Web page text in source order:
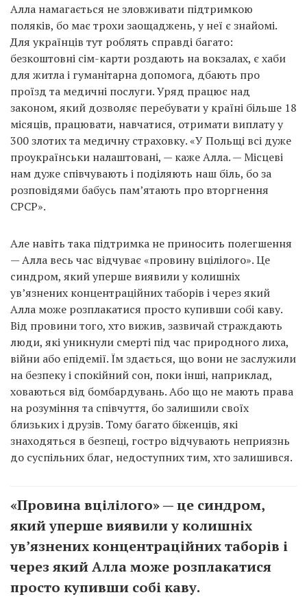
Алла намагається не зловживати підтримкою
поляків, бо має трохи заощаджень, у неї є знайомі.
Для українців тут роблять справді багато:
безкоштовні сім-карти роздають на вокзалах, є хаби
для житла і гуманітарна допомога, дбають про
проїзд та медичні послуги. Уряд працює над
законом, який дозволяє перебувати у країні більше 18
місяців, працювати, навчатися, отримати виплату у
300 злотих та медичну страховку. «У Польщі всі дуже
проукраїнськи налаштовані, — каже Алла. — Місцеві
нам дуже співчувають і поділяють наш біль, бо за
розповідями бабусь пам’ятають про вторгнення
СРСР».
Але навіть така підтримка не приносить полегшення
— Алла весь час відчуває «провину вцілілого». Це
синдром, який уперше виявили у колишніх
ув’язнених концентраційних таборів і через який
Алла може розплакатися просто купивши собі каву.
Від провини того, хто вижив, зазвичай страждають
люди, які уникнули смерті під час природного лиха,
війни або епідемії. Їм здається, що вони не заслужили
на безпеку і спокійний сон, поки інші, наприклад,
ховаються від бомбардувань. Або що не мають права
на розуміння та співчуття, бо залишили своїх
близьких і друзів. Тому багато біженців, які
знаходяться в безпеці, гостро відчувають неприязнь
до суспільних благ, недоступних тим, хто залишився.
«Провина вцілілого» — це синдром,
який уперше виявили у колишніх
ув’язнених концентраційних таборів і
через який Алла може розплакатися
просто купивши собі каву.